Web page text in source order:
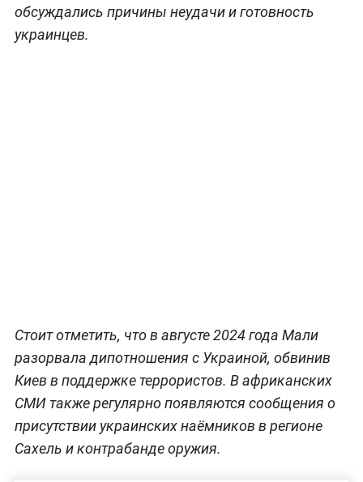
обсуждались причины неудачи и готовность
украинцев.
Стоит отметить, что в августе 2024 года Мали
разорвала дипотношения с Украиной, обвинив
Киев в поддержке террористов. В африканских
СМИ также регулярно появляются сообщения о
присутствии украинских наёмников в регионе
Сахель и контрабанде оружия.